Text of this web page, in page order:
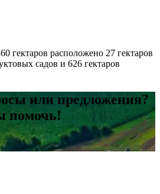
гектаров расположено 27 гектаров
садов и 626 гектаров
или предложения?
помочь!